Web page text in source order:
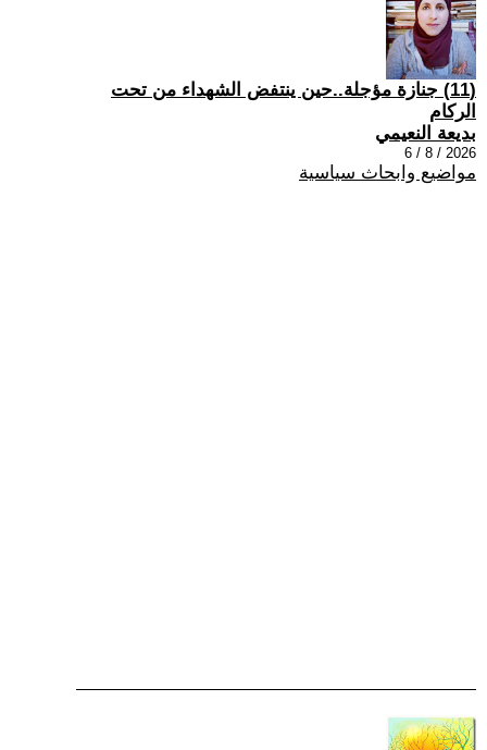
(11) جنازة مؤجلة..حين ينتفض الشهداء من تحت
الركام
بديعة النعيمي
2026 / 8 / 6
مواضيع وابحاث سياسية